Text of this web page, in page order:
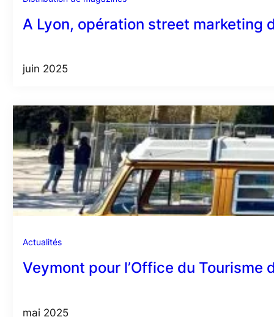
A Lyon, opération street marketing
juin 2025
Actualités
Veymont pour l’Office du
mai 2025